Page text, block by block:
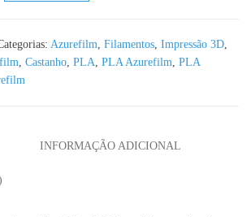
Azurefilm Filamentos Impressão 3D
Castanho PLA PLA Azurefilm PLA
INFORMAÇÃO ADICIONAL